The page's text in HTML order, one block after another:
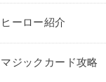
ヒーロー紹介
マジックカード攻略